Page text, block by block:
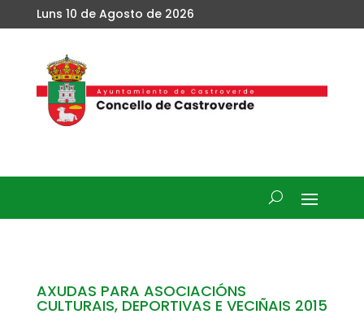
Luns 10 de Agosto de 2026
AXUDAS PARA ASOCIACIÓNS
CULTURAIS, DEPORTIVAS E VECIÑAIS 2015